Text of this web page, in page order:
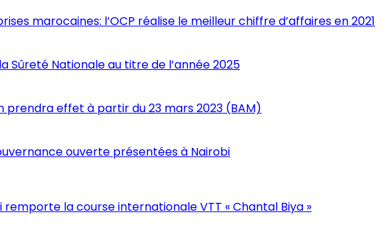
marocaines: l’OCP réalise le meilleur chiffre d’affaires en 2021
Sûreté Nationale au titre de l’année 2025
prendra effet à partir du 23 mars 2023 (BAM)
ouverte présentées à Nairobi
la course internationale VTT « Chantal Biya »